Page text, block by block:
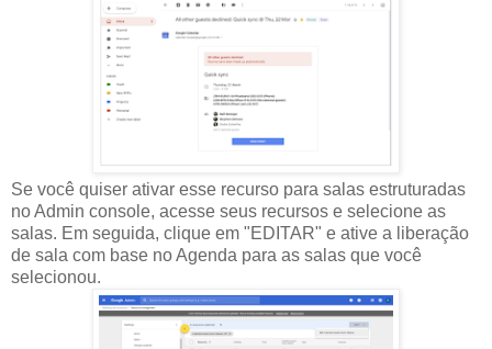
Se você quiser ativar esse recurso para salas estruturadas
no Admin console, acesse seus recursos e selecione as
salas. Em seguida, clique em "EDITAR" e ative a liberação
de sala com base no Agenda para as salas que você
selecionou.